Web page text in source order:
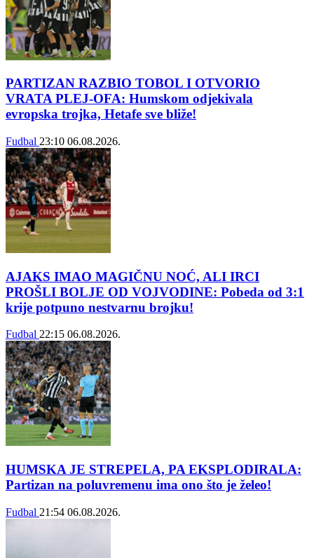
PARTIZAN RAZBIO TOBOL I OTVORIO
VRATA PLEJ-OFA: Humskom odjekivala
evropska trojka, Hetafe sve bliže!
Fudbal 23:10 06.08.2026.
AJAKS IMAO MAGIČNU NOĆ, ALI IRCI
PROŠLI BOLJE OD VOJVODINE: Pobeda od 3:1
krije potpuno nestvarnu brojku!
Fudbal 22:15 06.08.2026.
HUMSKA JE STREPELA, PA EKSPLODIRALA:
Partizan na poluvremenu ima ono što je želeo!
Fudbal 21:54 06.08.2026.